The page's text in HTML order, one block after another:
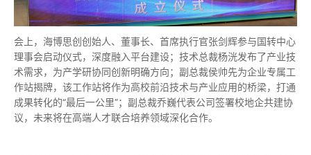
会上，海博思创创始人、董事长、首席执行官张剑辉参与国转中心
理事会启动仪式，深度融入平台建设；技术总裁杨洸发布了产业技
术需求，为产学研协同创新明确方向；副总裁侯帅先为企业专属工
作站揭牌，该工作站将作为高校前沿技术与产业应用的桥梁，打通
成果转化的“最后一公里”；副总裁乔巍代表公司签署校地企共建协
议，未来将在高端人才联合培养领域深化合作。